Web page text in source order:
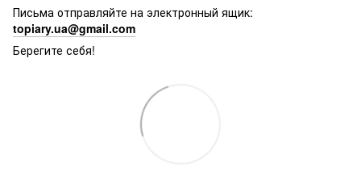
Письма отправляйте на электронный ящик:
topiary.ua@gmail.com
Берегите себя!